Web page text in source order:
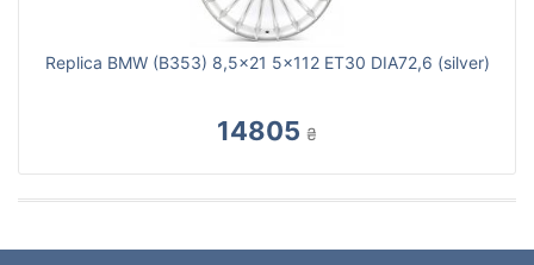
Replica BMW (B353) 8,5x21 5x112 ET30 DIA72,6 (silver)
14805 ₴